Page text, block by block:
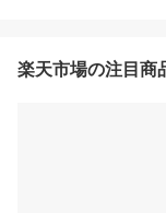
楽天市場の注目商